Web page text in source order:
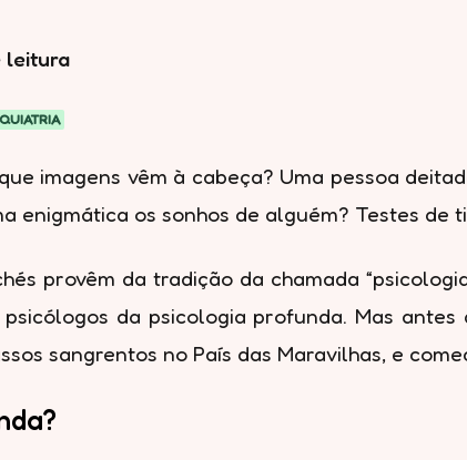
leitura
imagens vêm à cabeça? Uma pessoa
enigmática os sonhos de alguém? Testes de
provêm da tradição da chamada
da psicologia profunda. Mas
sangrentos no País das Maravilhas, e